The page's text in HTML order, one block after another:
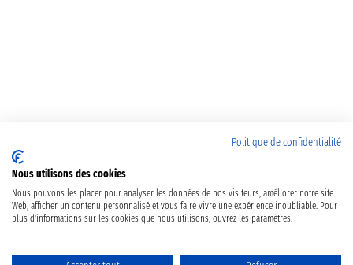
Politique de confidentialité
Nous utilisons des cookies
Nous pouvons les placer pour analyser les données de nos visiteurs, améliorer notre site
Web, afficher un contenu personnalisé et vous faire vivre une expérience inoubliable. Pour
plus d'informations sur les cookies que nous utilisons, ouvrez les paramètres.